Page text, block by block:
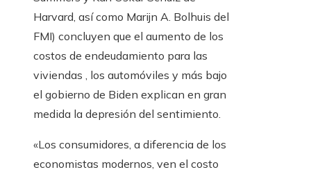
Harvard, así como Marijn A. Bolhuis del
FMI) concluyen que el aumento de los
costos de endeudamiento para las
viviendas , los automóviles y más bajo
el gobierno de Biden explican en gran
medida la depresión del sentimiento.
«Los consumidores, a diferencia de los
economistas modernos, ven el costo